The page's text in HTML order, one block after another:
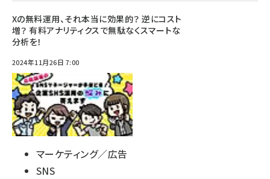
Xの無料運用、それ本当に効果的？ 逆にコスト
増？ 有料アナリティクスで無駄なくスマートな
分析を！
2024年11月26日 7:00
マーケティング／広告
SNS